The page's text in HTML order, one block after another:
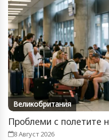
Великобритания
Проблеми с полетите
8 Август 2026